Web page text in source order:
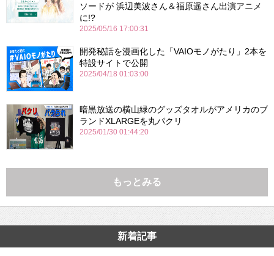
ソードが 浜辺美波さん＆福原遥さん出演アニメ
に!?
2025/05/16 17:00:31
開発秘話を漫画化した「VAIOモノがたり」2本を
特設サイトで公開
2025/04/18 01:03:00
暗黒放送の横山緑のグッズタオルがアメリカのブ
ランドXLARGEを丸パクリ
2025/01/30 01:44:20
もっとみる
新着記事